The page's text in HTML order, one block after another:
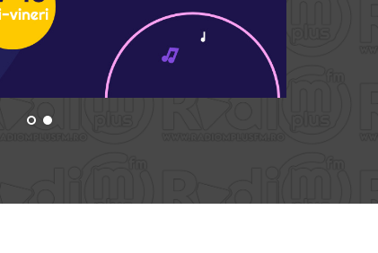
Un nou proiect, de această dată în Târgu-
citește..